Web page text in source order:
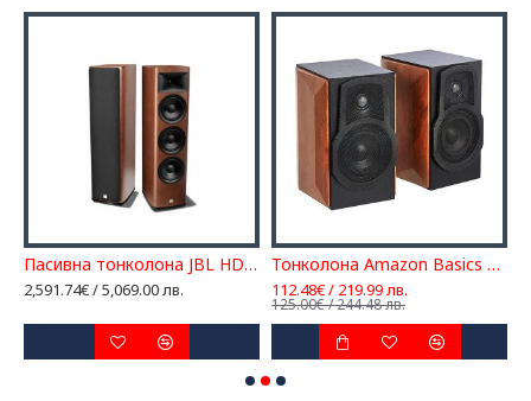
Пасивна тонколона JBL HDI3800WAL
2,591.74€ / 5,069.00 лв.
Тонколона Amazon Basics Speakers - чифт пасивни тонколони
112.48€ / 219.99 лв.
125.00€ / 244.48 лв.